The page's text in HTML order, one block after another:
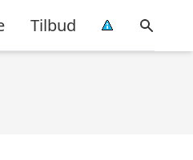
Tilbud